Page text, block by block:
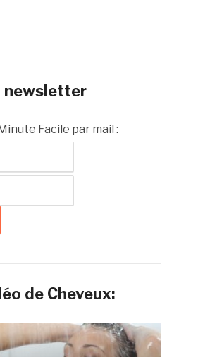
newsletter
Facile par mail :
de Cheveux: